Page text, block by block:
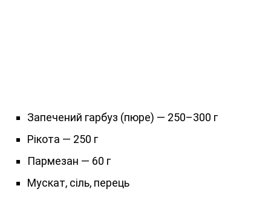
Запечений гарбуз (пюре) — 250–300 г
Рікота — 250 г
Пармезан — 60 г
Мускат, сіль, перець